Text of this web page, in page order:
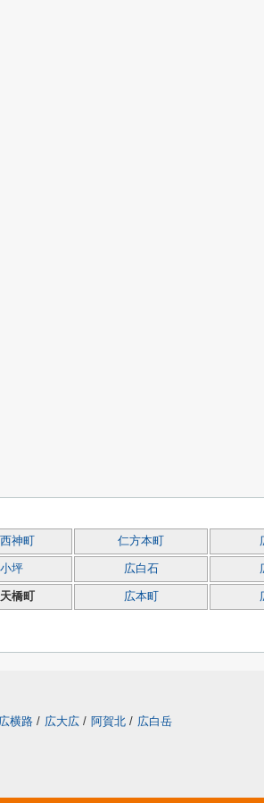
神町 仁方本町
坪 広白石
橋町 広本町
広横路 / 広大広 / 阿賀北 / 広白岳